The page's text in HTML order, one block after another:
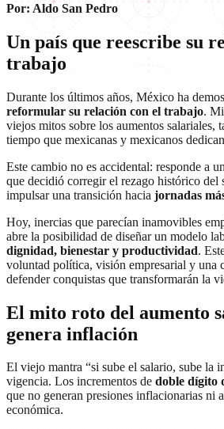
Por: Aldo San Pedro
Un país que reescribe su
trabajo
Durante los últimos años, México ha
reformular su relación con el trabajo.
viejos mitos sobre los aumentos salariales,
tiempo que mexicanas y mexicanos
Este cambio no es accidental: responde a
que decidió corregir el rezago histórico del
impulsar una transición hacia jornadas
Hoy, inercias que parecían inamovibles
abre la posibilidad de diseñar un modelo
dignidad, bienestar y productividad.
voluntad política, visión empresarial y una
defender conquistas que transformarán la
El mito roto del aumento
genera inflación
El viejo mantra “si sube el salario, sube la
vigencia. Los incrementos de doble dígito
que no generan presiones inflacionarias ni
económica.